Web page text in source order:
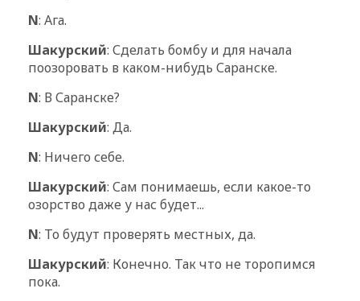
N: Ага.
Шакурский: Сделать бомбу и для начала
поозоровать в каком-нибудь Саранске.
N: В Саранске?
Шакурский: Да.
N: Ничего себе.
Шакурский: Сам понимаешь, если какое-то
озорство даже у нас будет...
N: То будут проверять местных, да.
Шакурский: Конечно. Так что не торопимся
пока.